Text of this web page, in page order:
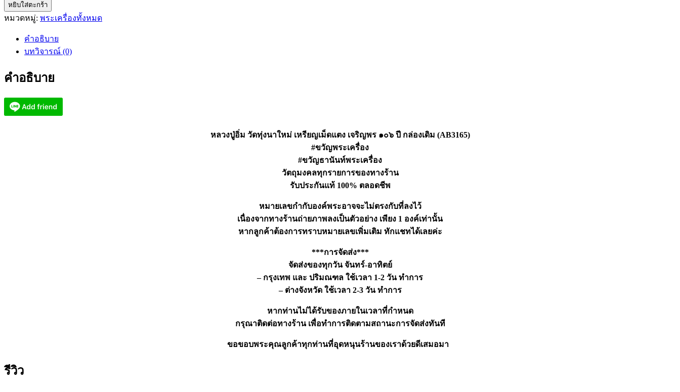
หลวง
ปู่
ใหม่
เม็ด
หยิบใส่ตะกร้า
หมวดหมู่: พระเครื่องทั้งหมด
คำอธิบาย
บทวิจารณ์ (0)
คำอธิบาย
หลวงปู่อิ่ม วัดทุ่งนาใหม่ เหรียญเม็ดแตง เจริญพร ๑๐๖ ปี กล่องเดิม (AB3165)
#ขวัญพระเครื่อง
#ขวัญธานันท์พระเครื่อง
วัตถุมงคลทุกรายการของทางร้าน
รับประกันแท้ 100% ตลอดชีพ
หมายเลขกำกับองค์พระอาจจะไม่ตรงกับที่ลงไว้
เนื่องจากทางร้านถ่ายภาพลงเป็นตัวอย่าง เพียง 1 องค์เท่านั้น
หากลูกค้าต้องการทราบหมายเลขเพิ่มเติม ทักแชทได้เลยค่ะ
***การจัดส่ง***
จัดส่งของทุกวัน จันทร์-อาทิตย์
– กรุงเทพ และ ปริมณฑล ใช้เวลา 1-2 วัน ทำการ
– ต่างจังหวัด ใช้เวลา 2-3 วัน ทำการ
หากท่านไม่ได้รับของภายในเวลาที่กำหนด
กรุณาติดต่อทางร้าน เพื่อทำการติดตามสถานะการจัดส่งทันที
ขอขอบพระคุณลูกค้าทุกท่านที่อุดหนุนร้านของเราด้วยดีเสมอมา
รีวิว